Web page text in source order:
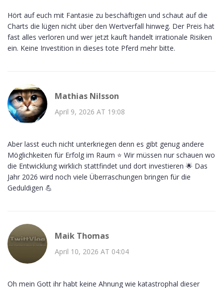
Hört auf euch mit Fantasie zu beschäftigen und schaut auf die
Charts die lügen nicht über den Wertverfall hinweg. Der Preis hat
fast alles verloren und wer jetzt kauft handelt irrationale Risiken
ein. Keine Investition in dieses tote Pferd mehr bitte.
Mathias Nilsson
April 9, 2026 AT 19:08
Aber lasst euch nicht unterkriegen denn es gibt genug andere
Möglichkeiten für Erfolg im Raum ⭐️ Wir müssen nur schauen wo
die Entwicklung wirklich stattfindet und dort investieren 🌟 Das
Jahr 2026 wird noch viele Überraschungen bringen für die
Geduldigen 💪
Maik Thomas
April 10, 2026 AT 04:04
Oh mein Gott ihr habt keine Ahnung wie katastrophal dieser